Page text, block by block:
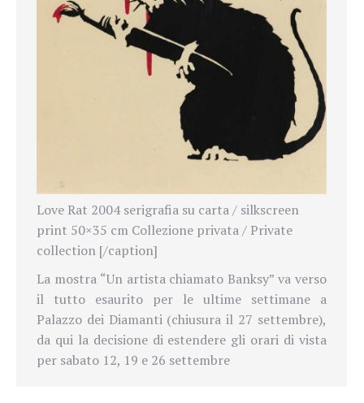
Love Rat 2004 serigrafia su carta / silkscreen
print 50×35 cm Collezione privata / Private
collection [/caption]
La mostra “Un artista chiamato Banksy” va verso
il tutto esaurito per le ultime settimane a
Palazzo dei Diamanti (chiusura il 27 settembre),
da qui la decisione di estendere gli orari di vista
per sabato 12, 19 e 26 settembre